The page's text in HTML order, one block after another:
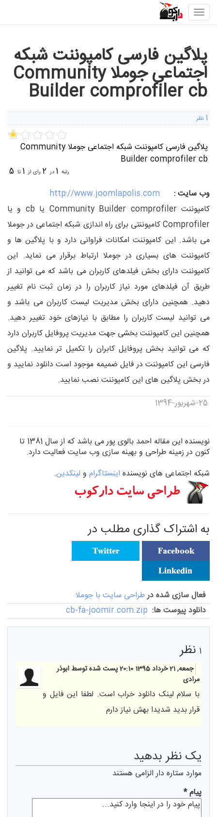
Toggle
navigation
پلاگین فارسی کامپوننت شبکه
اجتماعی جوملا Community
Builder comprofiler cb
1 نظر
پلاگین فارسی کامپوننت شبکه اجتماعی جوملا Community
Builder comprofiler cb
رتبه 1 در 2 رای از 1 تا 5
وب سایت :
http://www.joomlapolis.com
کامپوننت Community Builder comprofiler یا cb و یا
Comprofiler کامپوننتی برای راه اندازی شبکه اجتماعی در جوملا
می باشد. این کامپوننت امکانات فراوانی دارد و با پلاگین ها و
کامپوننت های بسیاری در جوملا ارتباط برقرار می نماید. این
کامپوننت دارای بخش فیلدهای کاربران می باشد که می توانید از
طریق آن فیلدهای مورد نیاز کاربران را در زمان ثبت نام تغییر
دهید. همچنین دارای بخش مدیریت لیست کاربران می باشد و
می توانید لیست کاربران را مطابق با نیازهای خود تغییر دهید.
همچنین این کامپوننت بخشی جهت مدیریت پروفایل کاربران دارد
که می توانید بخش پروفایل کابران را تکمیل تر نمایید. پلاگین
فارسی این کامپوننت در فایل ضمیمه موجود است دانلود نمایید و
در بخش پلاگین های این کامپوننت نصب نمایید.
25-شهریور-1394
نویسنده این مقاله احمد بالوی پور
می باشد که از سال 1381 تا
کنون در زمینه طراحی و بهینه سازی وب سایت فعالیت دارد.
شبکه اجتماعی های نویسنده اینستاگرام و لینکدین.
به اشتراک گذاری مطلب در
فعال سازی شده درطراحی سایت با جوملا
دانلود پيوست ها: cb-fa-joomir.com.zip
1 نظر
جمعه, 21 خرداد 1395 20:10
پست شده توسط ابوذر
مرادی
با سلام لینک دانلود خراب است. لطفا این فایل و
قرار بدید شدیدا بهش نیاز دارم
يک نظر بدهيد
موارد ستاره دار الزامی هستند
پیام *